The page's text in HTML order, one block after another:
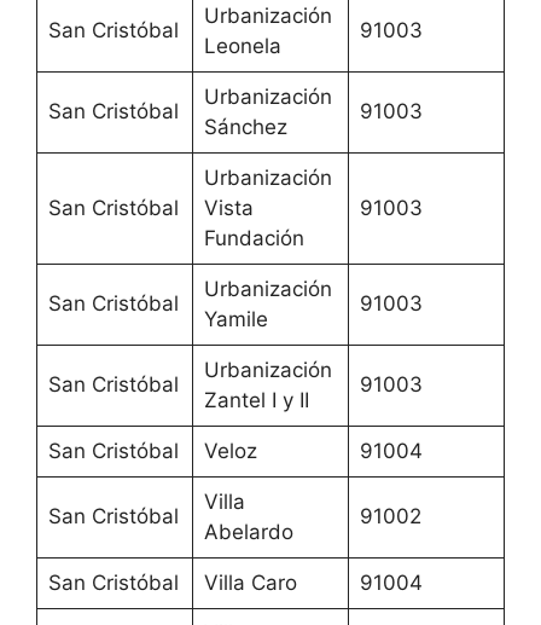
San Cristóbal
Urbanización
Leonela
91003
San Cristóbal
Urbanización
Sánchez
91003
San Cristóbal
Urbanización
Vista
Fundación
91003
San Cristóbal
Urbanización
Yamile
91003
San Cristóbal
Urbanización
Zantel I y II
91003
San Cristóbal Veloz 91004
San Cristóbal
Villa
Abelardo
91002
San Cristóbal Villa Caro 91004